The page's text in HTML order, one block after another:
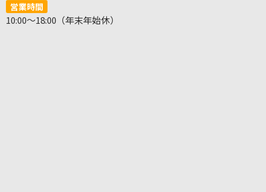
営業時間
10:00～18:00（年末年始休）